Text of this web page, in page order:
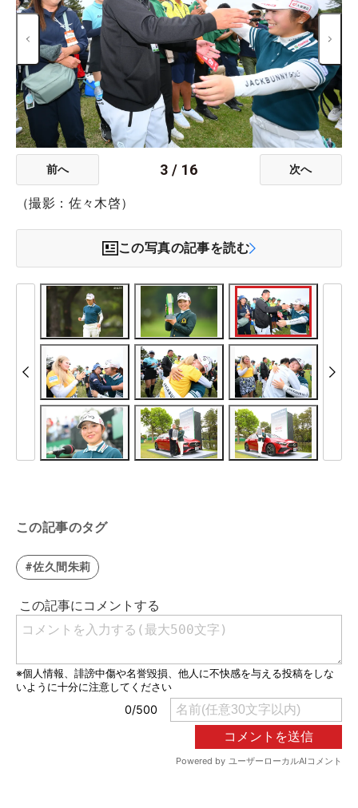
前へ 3 / 16 次へ
（撮影：佐々木啓）
この写真の記事を読む
この記事のタグ
#佐久間朱莉